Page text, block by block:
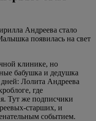
Андреева стало
появилась на свет
клинике, но
бабушка и дедушка
Лолита Андреева
где
Тут же подписчики
старших, и
событием.